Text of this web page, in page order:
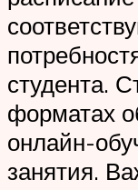
студента.
форматах
онлайн-
занятия.